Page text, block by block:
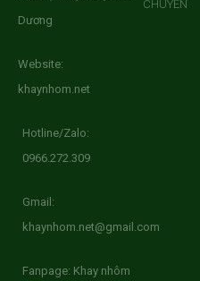
Dương
Website:
khaynhom.net
Hotline/Zalo:
0966.272.309
Gmail:
khaynhom.net@gmail.com
Fanpage: Khay nhôm
CHUYỂN